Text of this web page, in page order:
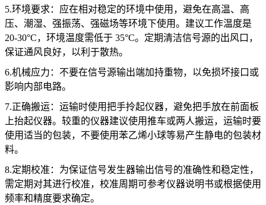
5.环境要求：应在相对稳定的环境中使用，避免在高温、高
压、潮湿、强振荡、强磁场等环境下使用。建议工作温度是
20-30°C，环境温度需低于 35°C。定期清洁信号源的出风口，
保证通风良好，以利于散热。
6.机械应力：不要在信号源输出端加持重物，以免损坏接口或
影响内部电路。
7.正确搬运：运输时使用把手拎起仪器，避免把手放在前面板
上抬起仪器。较重的仪器建议使用推车或两人搬运，运输时要
使用适当的包装，不要使用苯乙烯小球等易产生静电的包装材
料。
8.定期校准：为保证信号发生器输出信号的准确性和稳定性，
需定期对其进行校准，校准周期可参考仪器说明书或根据使用
频率和精度要求确定。